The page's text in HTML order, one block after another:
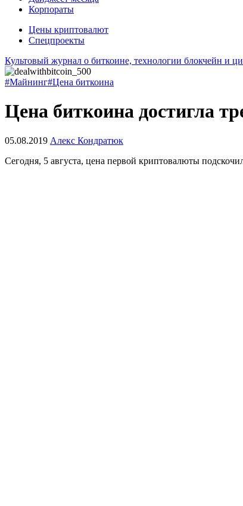
Корпораты
Цены криптовалют
Спецпроекты
Культовый журнал о биткоине, технологии блокчейн и
#Майнинг#Цена биткоина
Цена биткоина достигла
05.08.2019 Алекс Кондратюк
Сегодня, 5 августа, цена первой криптовалюты